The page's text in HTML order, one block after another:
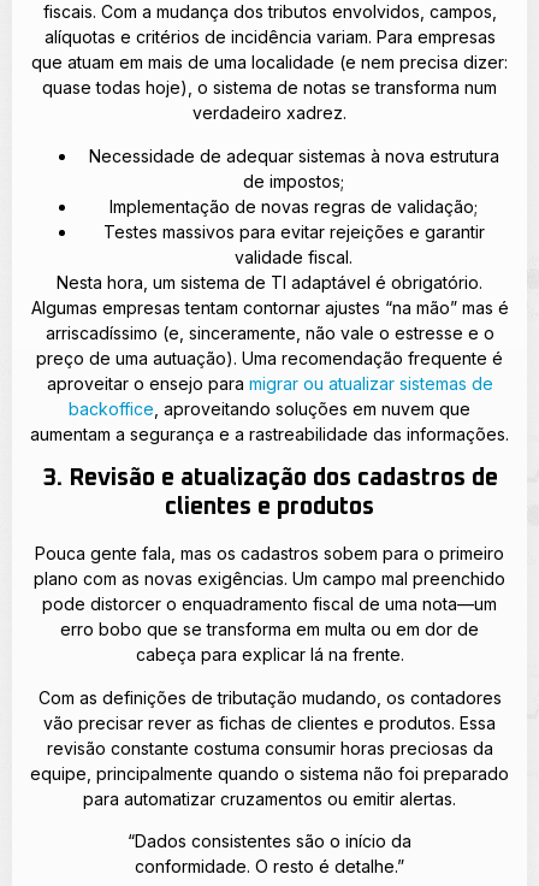
fiscais. Com a mudança dos tributos envolvidos, campos,
alíquotas e critérios de incidência variam. Para empresas
que atuam em mais de uma localidade (e nem precisa dizer:
quase todas hoje), o sistema de notas se transforma num
verdadeiro xadrez.
Necessidade de adequar sistemas à nova estrutura
de impostos;
Implementação de novas regras de validação;
Testes massivos para evitar rejeições e garantir
validade fiscal.
Nesta hora, um sistema de TI adaptável é obrigatório.
Algumas empresas tentam contornar ajustes “na mão” mas é
arriscadíssimo (e, sinceramente, não vale o estresse e o
preço de uma autuação). Uma recomendação frequente é
aproveitar o ensejo para migrar ou atualizar sistemas de
backoffice , aproveitando soluções em nuvem que
aumentam a segurança e a rastreabilidade das informações.
3. Revisão e atualização dos cadastros de
clientes e produtos
Pouca gente fala, mas os cadastros sobem para o primeiro
plano com as novas exigências. Um campo mal preenchido
pode distorcer o enquadramento fiscal de uma nota—um
erro bobo que se transforma em multa ou em dor de
cabeça para explicar lá na frente.
Com as definições de tributação mudando, os contadores
vão precisar rever as fichas de clientes e produtos. Essa
revisão constante costuma consumir horas preciosas da
equipe, principalmente quando o sistema não foi preparado
para automatizar cruzamentos ou emitir alertas.
“Dados consistentes são o início da
conformidade. O resto é detalhe.”